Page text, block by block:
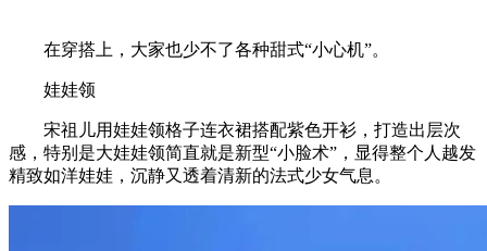
在穿搭上，大家也少不了各种甜式“小心机”。
娃娃领
宋祖儿用娃娃领格子连衣裙搭配紫色开衫，打造出层次
感，特别是大娃娃领简直就是新型“小脸术”，显得整个人越发
精致如洋娃娃，沉静又透着清新的法式少女气息。